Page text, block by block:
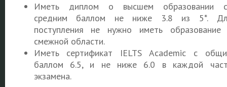
Иметь диплом о высшем образовании
средним баллом не ниже 3.8 из 5*.
поступления не нужно иметь образование
смежной области.
Иметь сертификат IELTS Academic с
баллом 6.5, и не ниже 6.0 в каждой
экзамена.